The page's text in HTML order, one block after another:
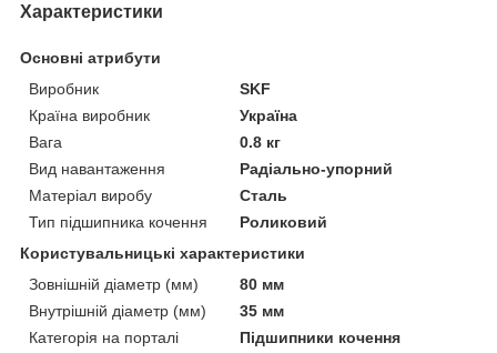
Характеристики
Основні атрибути
Виробник
SKF
Країна виробник
Україна
Вага
0.8 кг
Вид навантаження
Радіально-упорний
Матеріал виробу
Сталь
Тип підшипника кочення
Роликовий
Користувальницькі характеристики
Зовнішній діаметр (мм)
80 мм
Внутрішній діаметр (мм)
35 мм
Категорія на порталі
Підшипники кочення